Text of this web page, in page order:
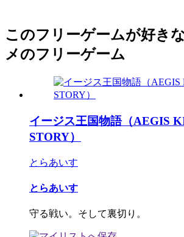
このフリーゲームが好き
メのフリーゲーム
イージス王国物語（AEGIS
STORY）
とらあいす
とらあいす
守る戦い。そして裏切り。